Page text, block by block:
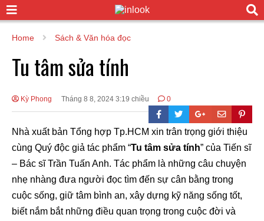
Home Sách & Văn hóa đọc
Tu tâm sửa tính
Kỳ Phong Tháng 8 8, 2024 3:19 chiều 0
Nhà xuất bản Tổng hợp Tp.HCM xin trân trọng giới thiệu
cùng Quý độc giả tác phẩm “Tu tâm sửa tính” của Tiến sĩ
– Bác sĩ Trần Tuấn Anh. Tác phẩm là những câu chuyện
nhẹ nhàng đưa người đọc tìm đến sự cân bằng trong
cuộc sống, giữ tâm bình an, xây dựng kỹ năng sống tốt,
biết nắm bắt những điều quan trọng trong cuộc đời và